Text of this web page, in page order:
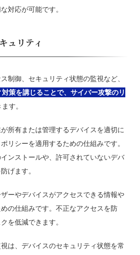
対応が可能です。
ュリティ
制御、セキュリティ状態の監視など、
策を講じることで、サイバー攻撃のリ
す。
所有または管理するデバイスを適切に
リシーを適用するための仕組みです。
ンストールや、許可されていないデバ
げます。
ーやデバイスがアクセスできる情報や
の仕組みです。不正なアクセスを防
を低減できます。
は、デバイスのセキュリティ状態を常